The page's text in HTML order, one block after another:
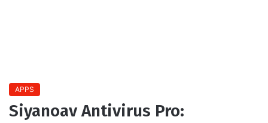
APPS
Siyanoav Antivirus Pro: